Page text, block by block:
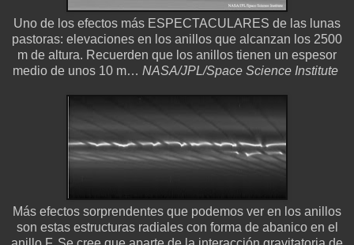
Uno de los efectos más ESPECTACULARES de las lunas
pastoras: elevaciones en los anillos que alcanzan los 2500
m de altura. Recuerden que los anillos tienen un espesor
medio de unos 10 m… NASA/JPL/Space Science Institute
Más efectos sorprendentes que podemos ver en los anillos
son estas estructuras radiales con forma de abanico en el